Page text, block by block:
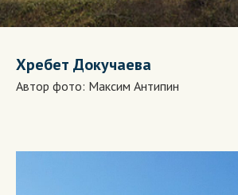
Хребет Докучаева
Автор фото: Максим Антипин